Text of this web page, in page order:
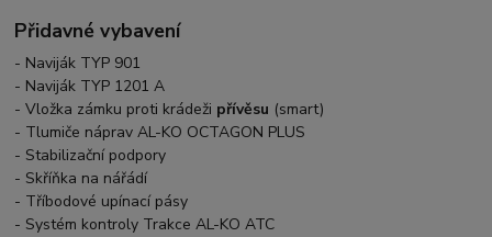
Přidavné vybavení
- Naviják TYP 901
- Naviják TYP 1201 A
- Vložka zámku proti krádeži přívěsu (smart)
- Tlumiče náprav AL-KO OCTAGON PLUS
- Stabilizační podpory
- Skříňka na nářádí
- Tříbodové upínací pásy
- Systém kontroly Trakce AL-KO ATC